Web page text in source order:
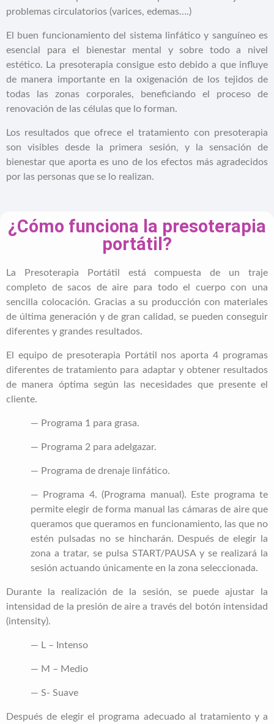
problemas circulatorios (varices, edemas….)
El buen funcionamiento del sistema linfático y sanguíneo es
esencial para el bienestar mental y sobre todo a nivel
estético. La presoterapia consigue esto debido a que influye
de manera importante en la oxigenación de los tejidos de
todas las zonas corporales, beneficiando el proceso de
renovación de las células que lo forman.
Los resultados que ofrece el tratamiento con presoterapia
son visibles desde la primera sesión, y la sensación de
bienestar que aporta es uno de los efectos más agradecidos
por las personas que se lo realizan.
¿Cómo funciona la presoterapia
portátil?
La Presoterapia Portátil está compuesta de un traje
completo de sacos de aire para todo el cuerpo con una
sencilla colocación. Gracias a su producción con materiales
de última generación y de gran calidad, se pueden conseguir
diferentes y grandes resultados.
El equipo de presoterapia Portátil nos aporta 4 programas
diferentes de tratamiento para adaptar y obtener resultados
de manera óptima según las necesidades que presente el
cliente.
— Programa 1 para grasa.
— Programa 2 para adelgazar.
— Programa de drenaje linfático.
— Programa 4. (Programa manual). Este programa te
permite elegir de forma manual las cámaras de aire que
queramos que queramos en funcionamiento, las que no
estén pulsadas no se hincharán. Después de elegir la
zona a tratar, se pulsa START/PAUSA y se realizará la
sesión actuando únicamente en la zona seleccionada.
Durante la realización de la sesión, se puede ajustar la
intensidad de la presión de aire a través del botón intensidad
(intensity).
— L – Intenso
— M – Medio
— S- Suave
Después de elegir el programa adecuado al tratamiento y a